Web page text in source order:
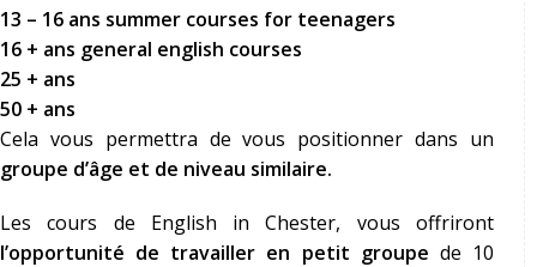
13 – 16 ans summer courses for teenagers
16 + ans general english courses
25 + ans
50 + ans
Cela vous permettra de vous positionner dans un
groupe d’âge et de niveau similaire.
Les cours de English in Chester, vous offriront
l’opportunité de travailler en petit groupe de 10